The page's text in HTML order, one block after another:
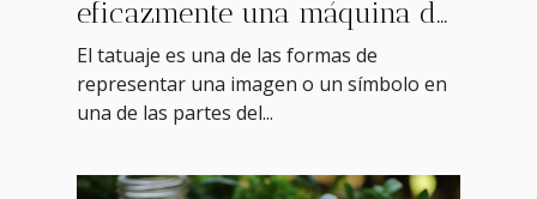
eficazmente una máquina de
tatuar
El tatuaje es una de las formas de
representar una imagen o un símbolo en
una de las partes del...